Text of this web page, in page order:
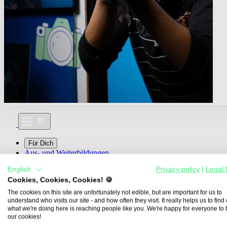
Für Dich
Aus- und Weiterbildungen
Media For You
Über Uns
Übersicht
English Privacy policy
Legal
Cookies, Cookies, Cookies! 🍪
The cookies on this site are unfortunately not edible, but are important for us to
understand who visits our site - and how often they visit. It really helps us to find
what we're doing here is reaching people like you. We're happy for everyone to
our cookies!